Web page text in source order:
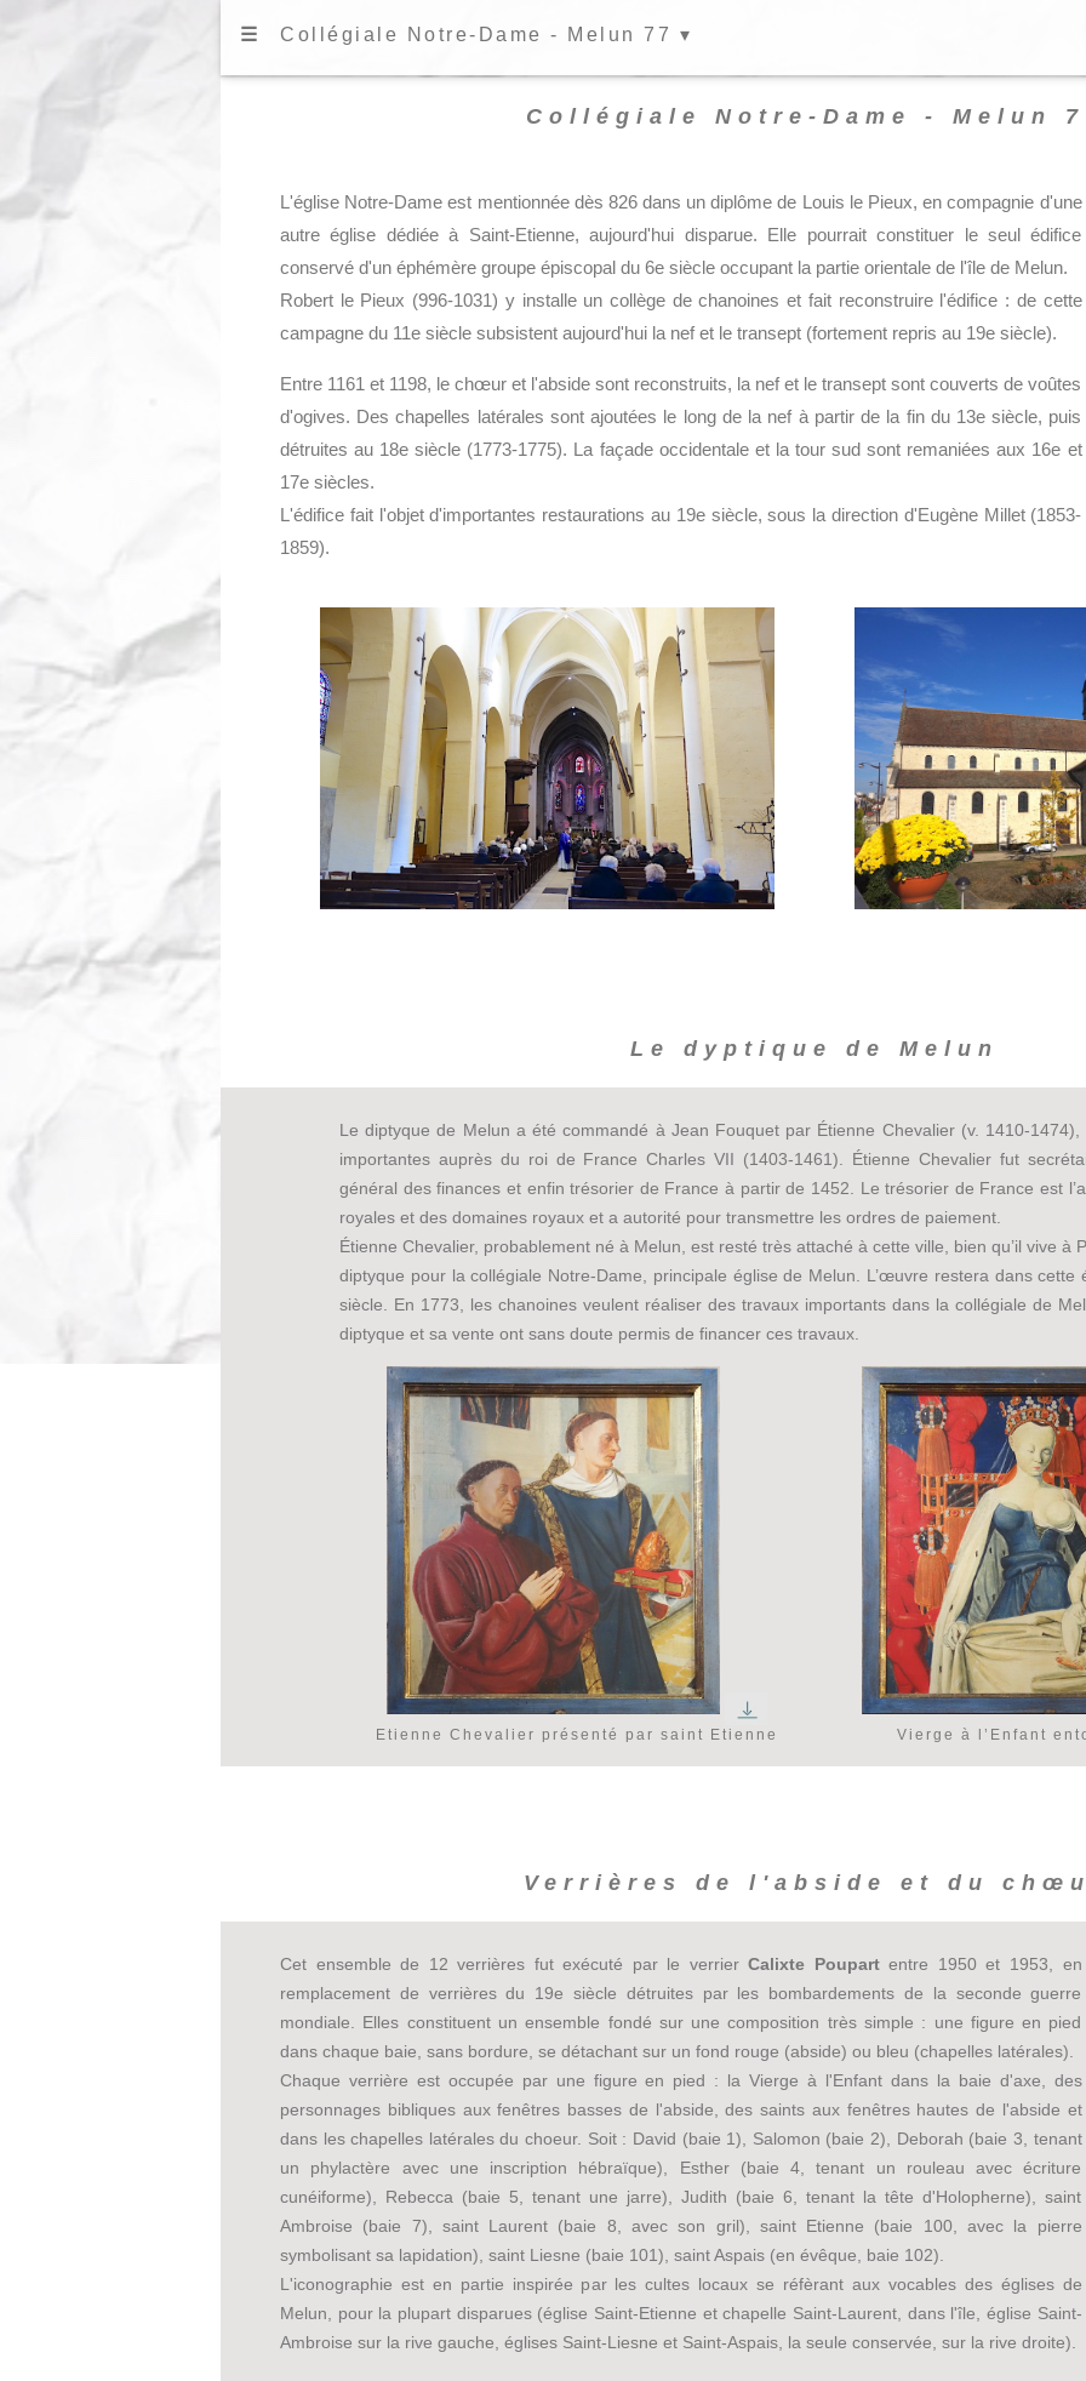
☰ Collégiale Notre-Dame - Melun 77 ▾
Collégiale Notre-Dame - Melun
L'église Notre-Dame est mentionnée dès 826 dans un diplôme de Louis le Pieux, en compagnie d'une
autre église dédiée à Saint-Etienne, aujourd'hui disparue. Elle pourrait constituer le seul édifice
conservé d'un éphémère groupe épiscopal du 6e siècle occupant la partie orientale de l'île de Melun.
Robert le Pieux (996-1031) y installe un collège de chanoines et fait reconstruire l'édifice : de cette
campagne du 11e siècle subsistent aujourd'hui la nef et le transept (fortement repris au 19e siècle).
Entre 1161 et 1198, le chœur et l'abside sont reconstruits, la nef et le transept sont couverts de voûtes
d'ogives. Des chapelles latérales sont ajoutées le long de la nef à partir de la fin du 13e siècle, puis
détruites au 18e siècle (1773-1775). La façade occidentale et la tour sud sont remaniées aux 16e et
17e siècles.
L'édifice fait l'objet d'importantes restaurations au 19e siècle, sous la direction d'Eugène Millet (1853-
1859).
Le dyptique de Melun
Le diptyque de Melun a été commandé à Jean Fouquet par Étienne Chevalier (v. 1410-
importantes auprès du roi de France Charles VII (1403-1461). Étienne Chevalier fut
général des finances et enfin trésorier de France à partir de 1452. Le trésorier de France est
royales et des domaines royaux et a autorité pour transmettre les ordres de paiement.
Étienne Chevalier, probablement né à Melun, est resté très attaché à cette ville, bien qu’il vive à
diptyque pour la collégiale Notre-Dame, principale église de Melun. L’œuvre restera dans cette
siècle. En 1773, les chanoines veulent réaliser des travaux importants dans la collégiale de
diptyque et sa vente ont sans doute permis de financer ces travaux.
Etienne Chevalier présenté par saint Etienne Vierge à l’Enfant
Verrières de l'abside et du
Cet ensemble de 12 verrières fut exécuté par le verrierCalixte Poupartentre 1950 et 1953, en
remplacement de verrières du 19e siècle détruites par les bombardements de la seconde guerre
mondiale. Elles constituent un ensemble fondé sur une composition très simple : une figure en pied
dans chaque baie, sans bordure, se détachant sur un fond rouge (abside) ou bleu (chapelles latérales).
Chaque verrière est occupée par une figure en pied : la Vierge à l'Enfant dans la baie d'axe, des
personnages bibliques aux fenêtres basses de l'abside, des saints aux fenêtres hautes de l'abside et
dans les chapelles latérales du choeur. Soit : David (baie 1), Salomon (baie 2), Deborah (baie 3, tenant
un phylactère avec une inscription hébraïque), Esther (baie 4, tenant un rouleau avec écriture
cunéiforme), Rebecca (baie 5, tenant une jarre), Judith (baie 6, tenant la tête d'Holopherne), saint
Ambroise (baie 7), saint Laurent (baie 8, avec son gril), saint Etienne (baie 100, avec la pierre
symbolisant sa lapidation), saint Liesne (baie 101), saint Aspais (en évêque, baie 102).
L'iconographie est en partie inspirée par les cultes locaux se réfèrant aux vocables des églises de
Melun, pour la plupart disparues (église Saint-Etienne et chapelle Saint-Laurent, dans l'île, église Saint-
Ambroise sur la rive gauche, églises Saint-Liesne et Saint-Aspais, la seule conservée, sur la rive droite).